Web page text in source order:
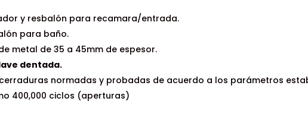
y resbalón para recamara/entrada.
para baño.
metal de 35 a 45mm de espesor.
dentada.
cerraduras normadas y probadas de acuerdo a los parámetros
400,000 ciclos (aperturas)